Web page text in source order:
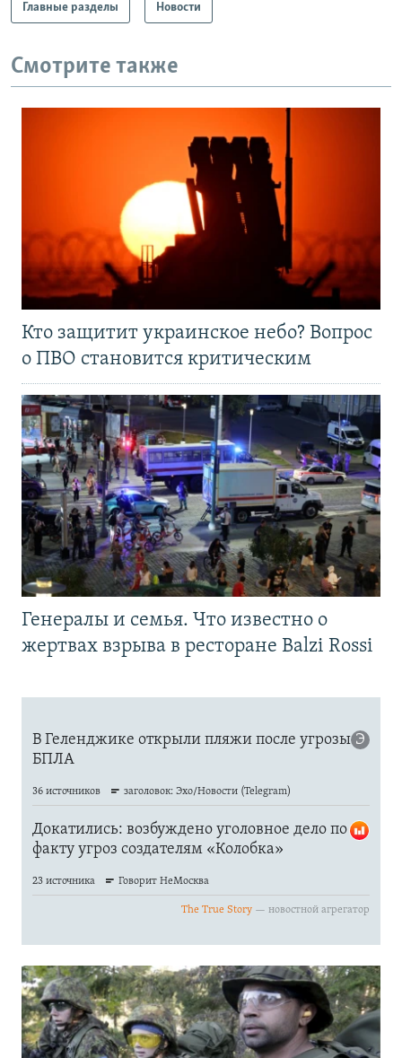
Главные разделы Новости
Смотрите также
Кто защитит украинское небо? Вопрос
о ПВО становится критическим
Генералы и семья. Что известно о
жертвах взрыва в ресторане Balzi Rossi